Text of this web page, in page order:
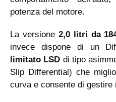
potenza del motore.
La versione 2,0 litri da
invece dispone di un
limitato LSD di tipo
Slip Differential) che
curva e consente di gestire